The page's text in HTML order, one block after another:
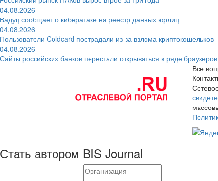
04.08.2026
Вадуц сообщает о кибератаке на реестр данных юрлиц
04.08.2026
Пользователи Coldcard пострадали из-за взлома криптокошельков
04.08.2026
Сайты российских банков перестали открываться в ряде браузеров
Все
Стать автором BIS Journal